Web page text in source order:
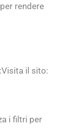
rendere
il sito:
i filtri per